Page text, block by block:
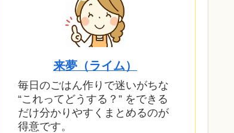
来夢（ライム）
毎日のごはん作りで迷いがちな
“これってどうする？” をできる
だけ分かりやすくまとめるのが
得意です。